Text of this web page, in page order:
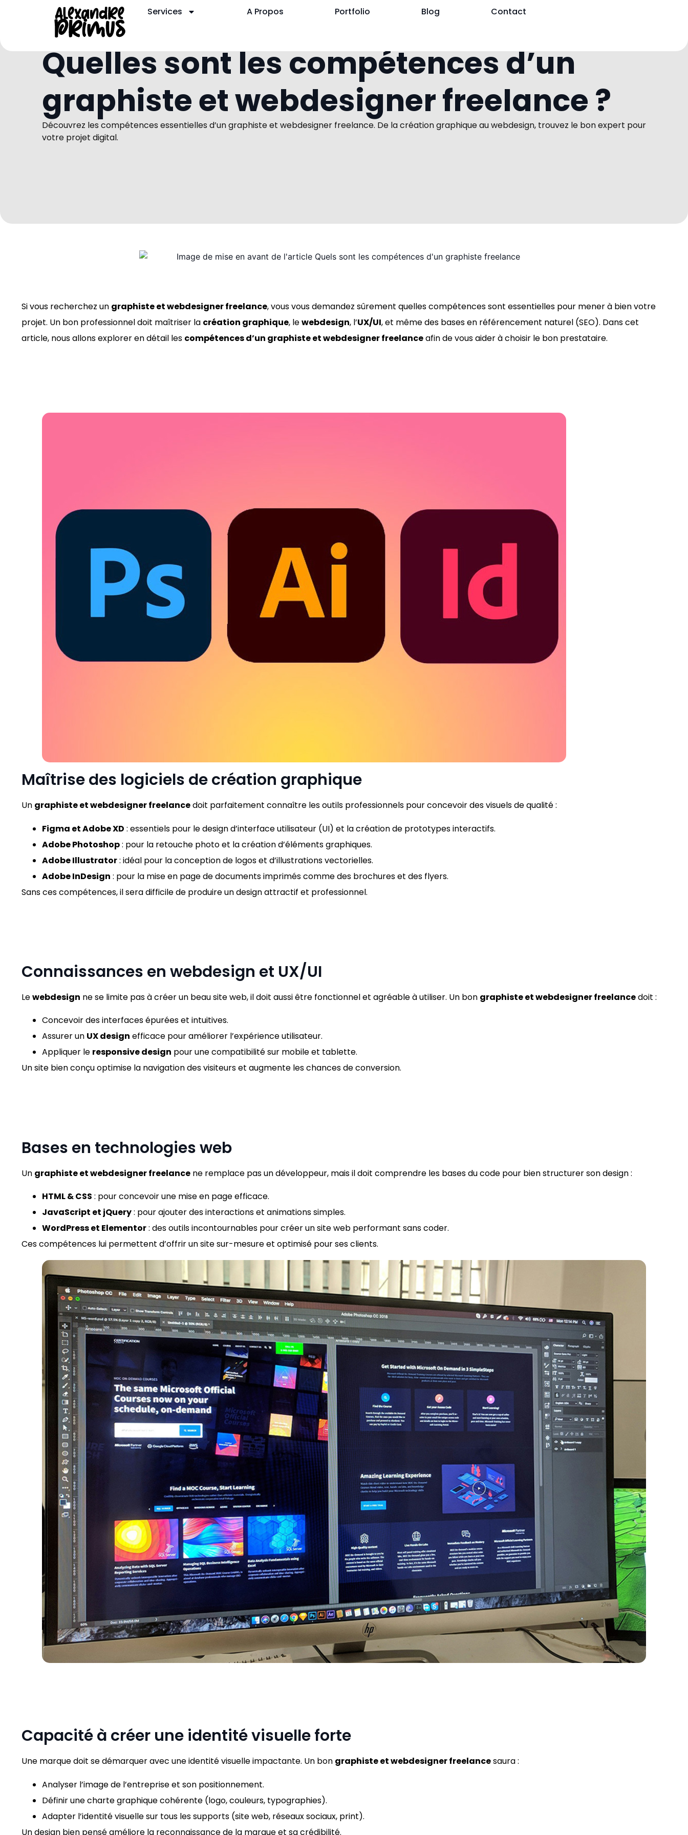
Services A Propos Portfolio Blog Contact
Quelles sont les compétences d’un
graphiste et webdesigner freelance ?
Découvrez les compétences essentielles d’un graphiste et webdesigner freelance. De la création graphique au webdesign, trouvez le bon expert pour
votre projet digital.
Si vous recherchez un graphiste et webdesigner freelance, vous vous demandez sûrement quelles compétences sont essentielles pour mener à bien votre
projet. Un bon professionnel doit maîtriser la création graphique, lewebdesign, l’UX/UI, et même des bases en référencement naturel (SEO). Dans cet
article, nous allons explorer en détail les compétences d’un graphiste et webdesigner freelanceafin de vous aider à choisir le bon prestataire.
Maîtrise des logiciels de création graphique
Un graphiste et webdesigner freelancedoit parfaitement connaître les outils professionnels pour concevoir des visuels de qualité :
Figma et Adobe XD : essentiels pour le design d’interface utilisateur (UI) et la création de prototypes interactifs.
Adobe Photoshop: pour la retouche photo et la création d’éléments graphiques.
Adobe Illustrator: idéal pour la conception de logos et d’illustrations vectorielles.
Adobe InDesign : pour la mise en page de documents imprimés comme des brochures et des flyers.
Sans ces compétences, il sera difficile de produire un design attractif et professionnel.
Connaissances en webdesign et UX/UI
Lewebdesign ne se limite pas à créer un beau site web, il doit aussi être fonctionnel et agréable à utiliser. Un bon graphiste et webdesigner freelancedoit :
Concevoir des interfaces épurées et intuitives.
Assurer un UX design efficace pour améliorer l’expérience utilisateur.
Appliquer le responsive design pour une compatibilité sur mobile et tablette.
Un site bien conçu optimise la navigation des visiteurs et augmente les chances de conversion.
Bases en technologies web
Un graphiste et webdesigner freelance ne remplace pas un développeur, mais il doit comprendre les bases du code pour bien structurer son design :
HTML & CSS : pour concevoir une mise en page efficace.
JavaScript et jQuery: pour ajouter des interactions et animations simples.
WordPress et Elementor: des outils incontournables pour créer un site web performant sans coder.
Ces compétences lui permettent d’offrir un site sur-mesure et optimisé pour ses clients.
Capacité à créer une identité visuelle forte
Une marque doit se démarquer avec une identité visuelle impactante. Un bon graphiste et webdesigner freelancesaura :
Analyser l’image de l’entreprise et son positionnement.
Définir une charte graphique cohérente (logo, couleurs, typographies).
Adapter l’identité visuelle sur tous les supports (site web, réseaux sociaux, print).
Un design bien pensé améliore la reconnaissance de la marque et sa crédibilité.